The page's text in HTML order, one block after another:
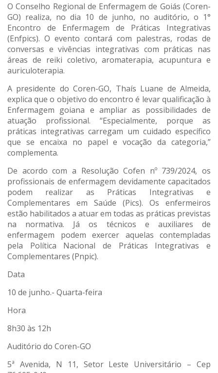
O Conselho Regional de Enfermagem de Goiás (Coren-
GO) realiza, no dia 10 de junho, no auditório, o 1°
Encontro de Enfermagem de Práticas Integrativas
(Enfpics). O evento contará com palestras, rodas de
conversas e vivências integrativas com práticas nas
áreas de reiki coletivo, aromaterapia, acupuntura e
auriculoterapia.
A presidente do Coren-GO, Thaís Luane de Almeida,
explica que o objetivo do encontro é levar qualificação à
Enfermagem goiana e ampliar as possibilidades de
atuação profissional. “Especialmente, porque as
práticas integrativas carregam um cuidado específico
que se encaixa no papel e vocação da categoria,”
complementa.
De acordo com a Resolução Cofen nº 739/2024, os
profissionais de enfermagem devidamente capacitados
podem realizar as Práticas Integrativas e
Complementares em Saúde (Pics). Os enfermeiros
estão habilitados a atuar em todas as práticas previstas
na normativa. Já os técnicos e auxiliares de
enfermagem podem exercer aquelas contempladas
pela Política Nacional de Práticas Integrativas e
Complementares (Pnpic).
Data
10 de junho.- Quarta-feira
Hora
8h30 às 12h
Auditório do Coren-GO
5ª Avenida, N 11, Setor Leste Universitário – Cep